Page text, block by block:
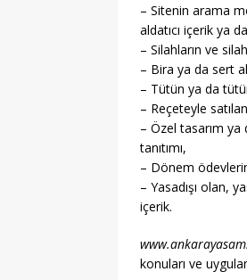
– Sitenin arama
aldatıcı içerik ya
– Silahların ve
– Bira ya da sert
– Tütün ya da
– Reçeteyle satılan
– Özel tasarım ya
tanıtımı,
– Dönem
– Yasadışı olan,
içerik.
konuları ve